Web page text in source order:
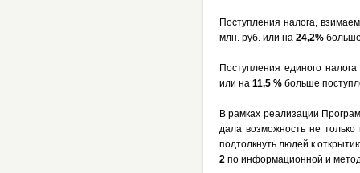
Поступления налога,
млн. руб. или на 24,2%
Поступления единого
или на 11,5 % больше
В рамках реализации
дала возможность не
подтолкнуть людей к
2 по информационной и